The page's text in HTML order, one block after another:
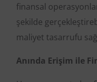
finansal
şekilde
maliyet tasarrufu
Anında Erişim ile